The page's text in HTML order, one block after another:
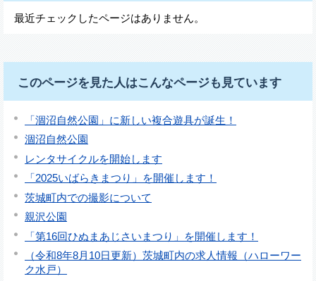
最近チェックしたページはありません。
このページを見た人はこんなページも見ています
「涸沼自然公園」に新しい複合遊具が誕生！
涸沼自然公園
レンタサイクルを開始します
「2025いばらきまつり」を開催します！
茨城町内での撮影について
親沢公園
「第16回ひぬまあじさいまつり」を開催します！
（令和8年8月10日更新）茨城町内の求人情報（ハローワー
ク水戸）